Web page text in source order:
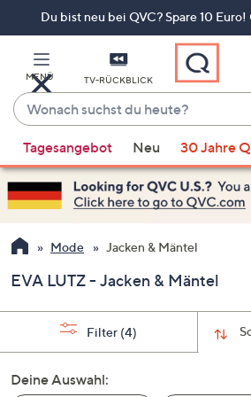
Du bist neu bei QVC? Spare 10
MENÜ TV-RÜCKBLICK
Wonach
suchst
du
heute?
Vorschläge
verfügbar
sind,
verwenden
Sie
Pfeiltasten
nach
und
nach
unten
Tagesangebot Neu 30 Jahre
Mode Jacken & Mäntel
EVA LUTZ - Jacken & Mäntel
Filter (4)
Deine Auswahl: